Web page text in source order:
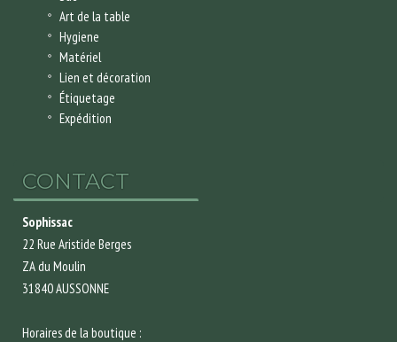
Art de la table
Hygiene
Matériel
Lien et décoration
Étiquetage
Expédition
CONTACT
Sophissac
22 Rue Aristide Berges
ZA du Moulin
31840 AUSSONNE
Horaires de la boutique :